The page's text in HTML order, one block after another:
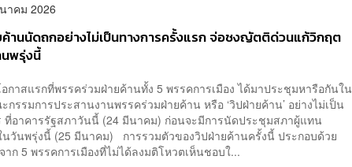
าคม 2026
านนัดถกอย่างไม่เป็นทางการครั้งแรก จ่อชงญัตติด่วนแก้วิกฤต
พรุ่งนี้
กาสแรกที่พรรคร่วมฝ่ายค้านทั้ง 5 พรรคการเมือง ได้มาประชุมหารือกันใน
รรมการประสานงานพรรคร่วมฝ่ายค้าน หรือ ‘วิปฝ่ายค้าน’ อย่างไม่เป็น
ที่อาคารรัฐสภาวันนี้ (24 มีนาคม) ก่อนจะมีการนัดประชุมสภาผู้แทน
นวันพรุ่งนี้ (25 มีนาคม) การรวมตัวของวิปฝ่ายค้านครั้งนี้ ประกอบด้วย
าก 5 พรรคการเมืองที่ไม่ได้ลงมติโหวตเห็นชอบใ...